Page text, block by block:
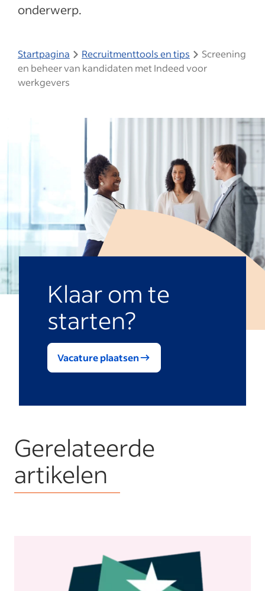
onderwerp.
Startpagina Recruitmenttools en tips
Screening
en beheer van kandidaten met Indeed voor
werkgevers
Klaar om te
starten?
Vacature plaatsen
Gerelateerde
artikelen